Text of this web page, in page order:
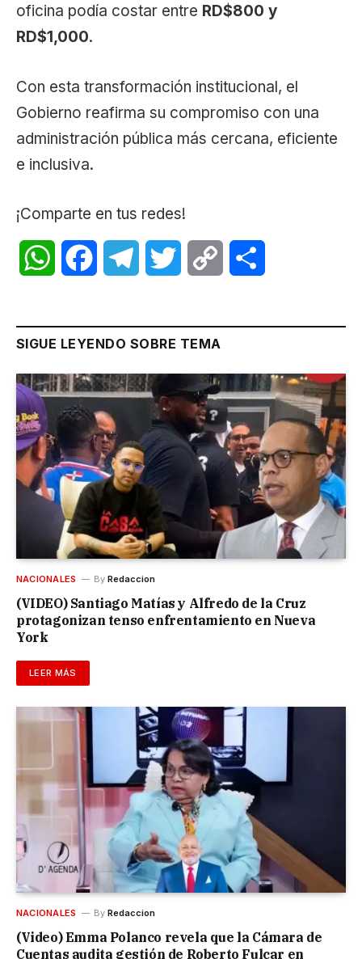
oficina podía costar entre RD$800 y
RD$1,000.
Con esta transformación institucional, el
Gobierno reafirma su compromiso con una
administración pública más cercana, eficiente
e inclusiva.
¡Comparte en tus redes!
WhatsAppFacebookTelegramTwitter Copy
SIGUE LEYENDO SOBRE TEMA
NACIONALES By Redaccion
(VIDEO) Santiago Matías y Alfredo de la Cruz
protagonizan tenso enfrentamiento en Nueva
York
LEER MÁS
NACIONALES By Redaccion
(Video) Emma Polanco revela que la Cámara de
Cuentas audita gestión de Roberto Fulcar en